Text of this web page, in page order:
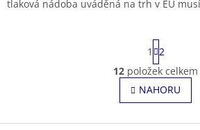
tlaková nádoba uváděná na trh v EU
O
v
l
S
t
r
á
n
k
v
1
2
12 položek celkem
NAHORU